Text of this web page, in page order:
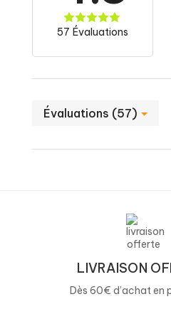
Bitartrate de choline
- Dont choline
Thiamine (Vitamine B1)
L-carnitine L-tartrate
Certifié antidopage,
57 Évaluations
Évaluations (57)
LIVRAISON
Dès 60€ d’achat en